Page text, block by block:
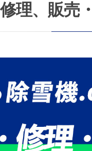
理、販売